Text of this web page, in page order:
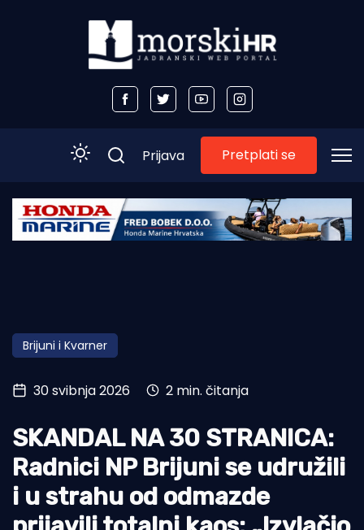
Početna
Obala
Otoci
Turizam i nautika
Pomorstvo
Ribolov
Ekologija
Tradicija i kultura
Prijava Pretplati se
Brijuni i Kvarner
30 svibnja 2026 2 min. čitanja
SKANDAL NA 30 STRANICA:
Radnici NP Brijuni se udružili
i u strahu od odmazde